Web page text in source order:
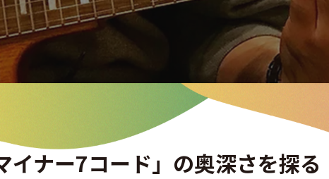
イナー7コード」の奥深さを探る